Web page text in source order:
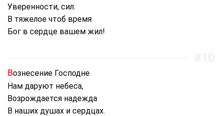
Уверенности, сил.
В тяжелое чтоб время
Бог в сердце вашем жил!
Вознесение Господне
Нам даруют небеса,
Возрождается надежда
В наших душах и сердцах.
#10